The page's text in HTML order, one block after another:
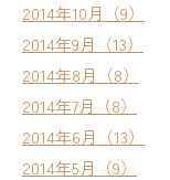
2014年10月（9）
2014年9月（13）
2014年8月（8）
2014年7月（8）
2014年6月（13）
2014年5月（9）